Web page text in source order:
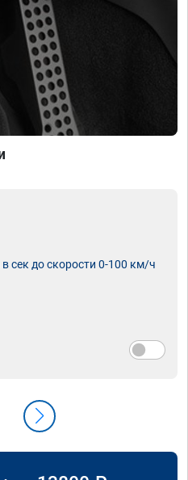
сек до скорости 0-100 км/ч